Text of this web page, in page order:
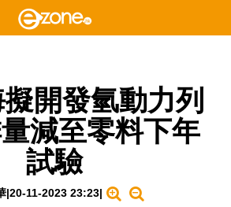
開發氫動力列
減至零料下年
試驗
|20-11-2023 23:23|